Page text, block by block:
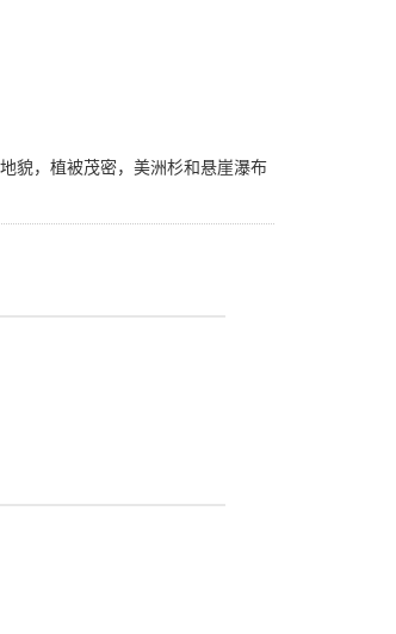
貌，植被茂密，美洲杉和悬崖瀑布